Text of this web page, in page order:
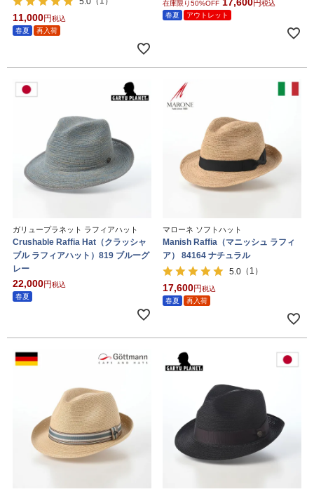
11,000
税込
春夏
再入荷
在庫限り50%OFF
税込
春夏
アウトレット
ガリュープラネット ラフィアハット
Crushable Raffia Hat（クラッシャ
ブル ラフィアハット）819 ブルーグ
レー
22,000
税込
春夏
マローネ ソフトハット
Manish Raffia（マニッシュ ラフィ
ア） 84164 ナチュラル
5.0 （1）
17,600
税込
春夏
再入荷